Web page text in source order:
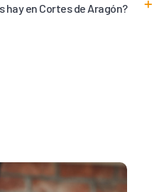
en Cortes de Aragón?